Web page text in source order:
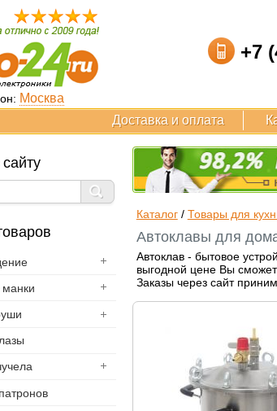
Москва
+7
Доставка и оплата
Каталог/ Товары для
Автоклавы для
Автоклав - бытовое
выгодной цене Вы
Заказы через сайт